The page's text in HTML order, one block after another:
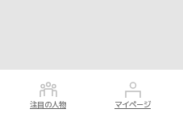
注目の人物 マイページ